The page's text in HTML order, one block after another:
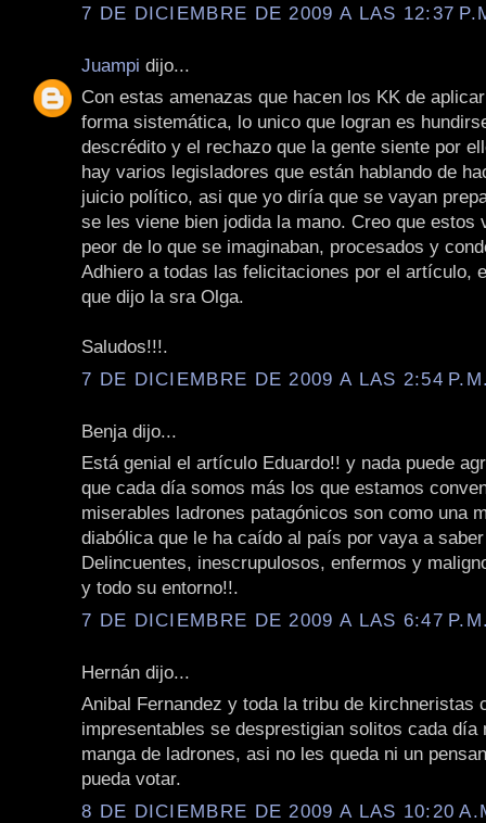
7 DE DICIEMBRE DE 2009 A LAS 12:37
Juampi dijo...
Con estas amenazas que hacen los KK de
forma sistemática, lo unico que logran es
descrédito y el rechazo que la gente siente por
hay varios legisladores que están hablando de
juicio político, asi que yo diría que se vayan
se les viene bien jodida la mano. Creo que estos
peor de lo que se imaginaban, procesados y
Adhiero a todas las felicitaciones por el artículo,
que dijo la sra Olga.
Saludos!!!.
7 DE DICIEMBRE DE 2009 A LAS 2:54
Benja dijo...
Está genial el artículo Eduardo!! y nada puede
que cada día somos más los que estamos
miserables ladrones patagónicos son como una
diabólica que le ha caído al país por vaya a
Delincuentes, inescrupulosos, enfermos y
y todo su entorno!!.
7 DE DICIEMBRE DE 2009 A LAS 6:47
Hernán dijo...
Anibal Fernandez y toda la tribu de kirchneristas
impresentables se desprestigian solitos cada día
manga de ladrones, asi no les queda ni un
pueda votar.
8 DE DICIEMBRE DE 2009 A LAS 10:20